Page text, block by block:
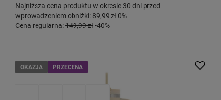
Najniższa cena produktu w okresie 30 dni przed
wprowadzeniem obniżki:89,99 zł 0%
Cena regularna:149,99 zł-40%
OKAZJA PRZECENA